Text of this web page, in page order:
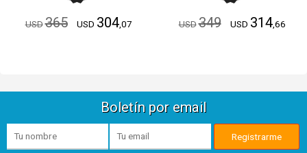
USD365 USD 304,07 USD349 USD 314,66
Boletín por email